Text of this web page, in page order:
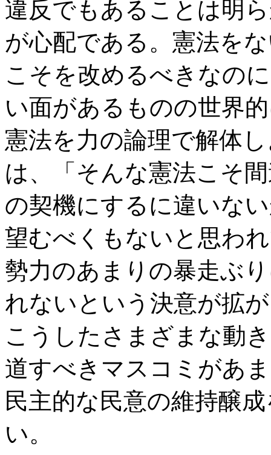
違反でもあることは明
が心配である。憲法を
こそを改めるべきなの
い面があるものの世界
憲法を力の論理で解体
は、「そんな憲法こそ
の契機にするに違いな
望むべくもないと思わ
勢力のあまりの暴走ぶ
れないという決意が拡
こうしたさまざまな動
道すべきマスコミがあ
民主的な民意の維持醸
い。